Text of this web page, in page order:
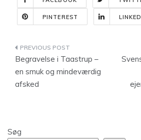
PINTEREST
Indlægsnavigation
Begravelse i Taastrup –
en smuk og mindeværdig
afsked
Søg